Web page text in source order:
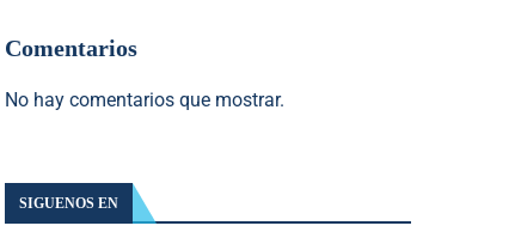
Comentarios
No hay comentarios que mostrar.
SIGUENOS EN